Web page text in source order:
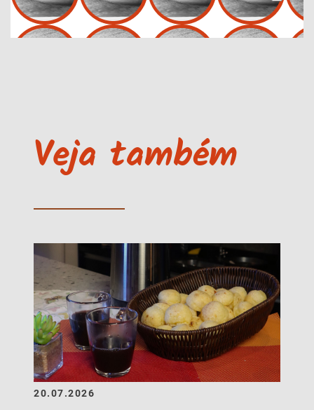
Veja também
20.07.2026